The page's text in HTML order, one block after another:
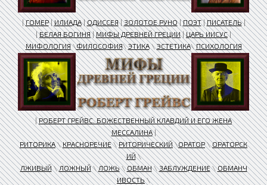
|ГОМЕР|ИЛИАДА|ОДИССЕЯ|ЗОЛОТОЕ РУНО|ПОЭТ|ПИСАТЕЛЬ|
|БЕЛАЯ БОГИНЯ|МИФЫ ДРЕВНЕЙ ГРЕЦИИ|ЦАРЬ ИИСУС|
МИФОЛОГИЯ\ФИЛОСОФИЯ\ЭТИКА\ЭСТЕТИКА\ПСИХОЛОГИЯ
|РОБЕРТ ГРЕЙВС. БОЖЕСТВЕННЫЙ КЛАВДИЙ И ЕГО ЖЕНА
МЕССАЛИНА|
РИТОРИКА\КРАСНОРЕЧИЕ\РИТОРИЧЕСКИЙ\ОРАТОР\ОРАТОРСК
ИЙ\
ЛЖИВЫЙ\ЛОЖНЫЙ\ЛОЖЬ\ОБМАН\ЗАБЛУЖДЕНИЕ\ОБМАНЧ
ИВОСТЬ\